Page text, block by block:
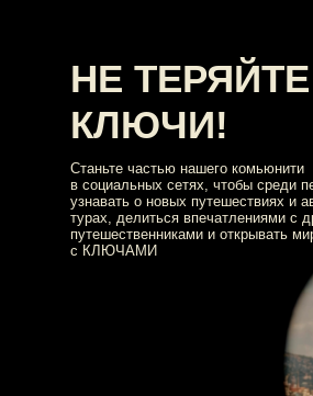
НЕ ТЕРЯЙТЕ
КЛЮЧИ!
Станьте частью нашего комьюнити
в социальных сетях, чтобы среди
узнавать о новых путешествиях и
турах, делиться впечатлениями с
путешественниками и открывать
с КЛЮЧАМИ